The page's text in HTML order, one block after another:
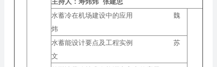
水蓄冷在机场建设中的应用 魏
炜
水蓄能设计要点及工程实例 苏
文